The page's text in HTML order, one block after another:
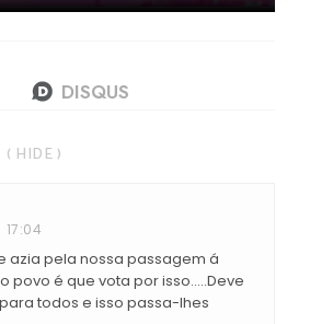
( HIDE )
17:04
azia pela nossa passagem á
povo é que vota por isso.....Deve
todos e isso passa-lhes